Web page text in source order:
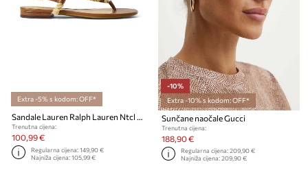
Extra -5% s kodom: OFF*
Sandale Lauren Ralph Lauren Ntcl Everley
Trenutna cijena:
100,99 €
Regularna cijena:149,90 €
Najniža cijena:105,99 €
-10%
Extra -10% s kodom: OFF*
Sunčane naočale Gucci
Trenutna cijena:
188,90 €
Regularna cijena:209,90 €
Najniža cijena:209,90 €